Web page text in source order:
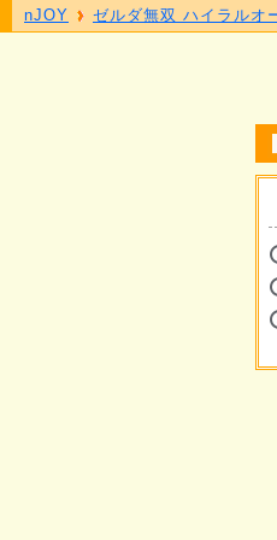
nJOY ゼルダ無双 ハイラルオ